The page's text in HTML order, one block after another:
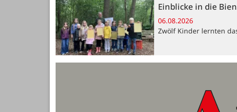
Einblicke in die
06.08.2026
Zwölf Kinder lernten